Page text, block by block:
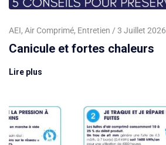
AEI, Air Comprimé, Entretien 3 Juillet 2026
Canicule et fortes chaleurs
Lire plus